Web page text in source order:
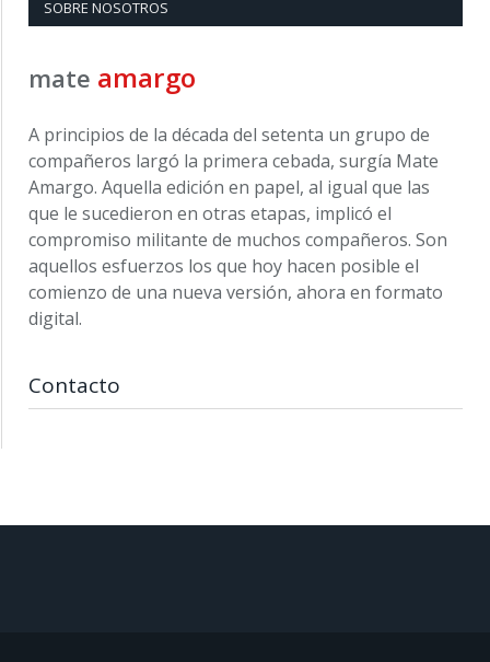
SOBRE NOSOTROS
mate amargo
A principios de la década del setenta un grupo de
compañeros largó la primera cebada, surgía Mate
Amargo. Aquella edición en papel, al igual que las
que le sucedieron en otras etapas, implicó el
compromiso militante de muchos compañeros. Son
aquellos esfuerzos los que hoy hacen posible el
comienzo de una nueva versión, ahora en formato
digital.
Contacto